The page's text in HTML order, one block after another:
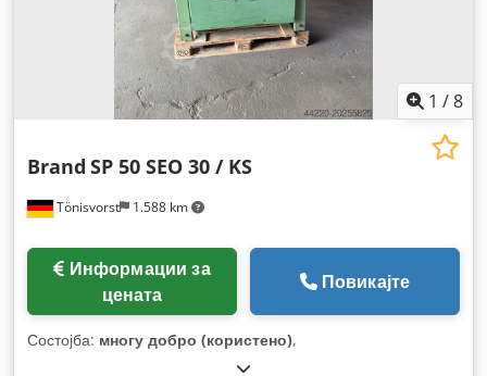
1 /8
Tönisvorst 1.588 km
Brand SP 50 SEO 30 / KS
цената
Повикајте
Состојба: многу добро (користено),